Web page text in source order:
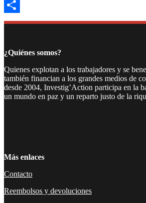
Email
Compartir
¿Quiénes somos?
Quienes explotan a los trabajadores y se
también financian a los grandes medios de
desde 2004, Investig’Action participa en la
un mundo en paz y un reparto justo de la
Más enlaces
Contacto
Reembolsos y devoluciones